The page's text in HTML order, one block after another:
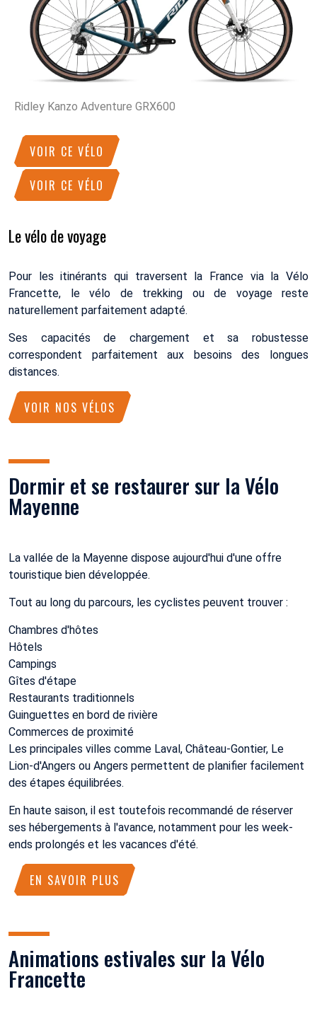
Ridley Kanzo Adventure GRX600
VOIR CE VÉLO
VOIR CE VÉLO
Le vélo de voyage
Pour les itinérants qui traversent la France via la Vélo
Francette, le vélo de trekking ou de voyage reste
naturellement parfaitement adapté.
Ses capacités de chargement et sa robustesse
correspondent parfaitement aux besoins des longues
distances.
VOIR NOS VÉLOS
Dormir et se restaurer sur la Vélo
Mayenne
La vallée de la Mayenne dispose aujourd'hui d'une offre
touristique bien développée.
Tout au long du parcours, les cyclistes peuvent trouver :
Chambres d'hôtes
Hôtels
Campings
Gîtes d'étape
Restaurants traditionnels
Guinguettes en bord de rivière
Commerces de proximité
Les principales villes comme Laval, Château-Gontier, Le
Lion-d'Angers ou Angers permettent de planifier facilement
des étapes équilibrées.
En haute saison, il est toutefois recommandé de réserver
ses hébergements à l'avance, notamment pour les week-
ends prolongés et les vacances d'été.
EN SAVOIR PLUS
Animations estivales sur la Vélo
Francette